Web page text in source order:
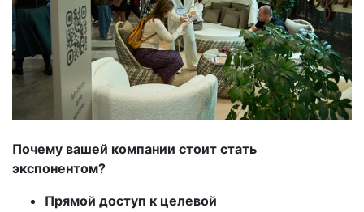
Почему вашей компании стоит стать
экспонентом?
Прямой доступ к целевой